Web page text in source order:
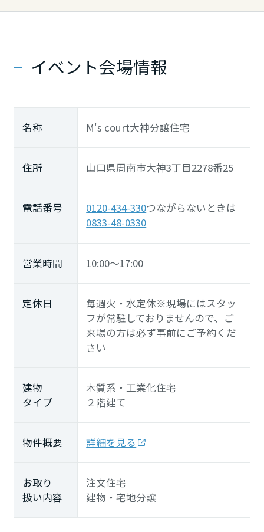
イベント会場情報
名称 M's court大神分譲住宅
住所 山口県周南市大神3丁目2278番25
電話番号 0120-434-330つながらないときは
0833-48-0330
営業時間 10:00～17:00
定休日
毎週火・水定休※現場にはスタッ
フが常駐しておりませんので、ご
来場の方は必ず事前にご予約くだ
さい
建物
タイプ
木質系・工業化住宅
２階建て
物件概要 詳細を見る
お取り
扱い内容
注文住宅
建物・宅地分譲